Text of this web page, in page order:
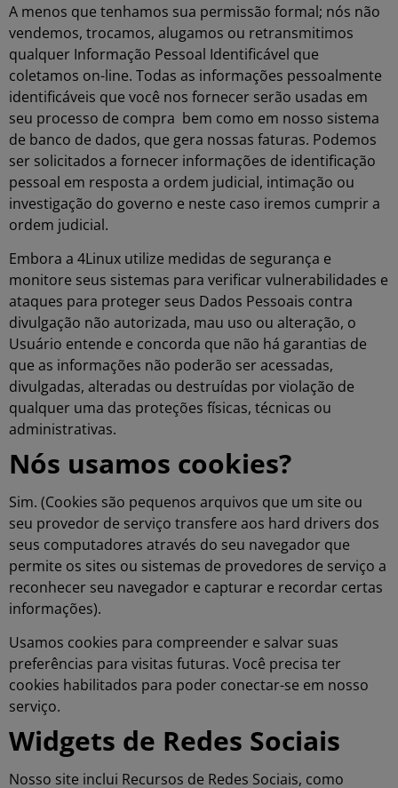
A menos que tenhamos sua permissão formal; nós não
vendemos, trocamos, alugamos ou retransmitimos
qualquer Informação Pessoal Identificável que
coletamos on-line. Todas as informações pessoalmente
identificáveis que você nos fornecer serão usadas em
seu processo de compra bem como em nosso sistema
de banco de dados, que gera nossas faturas. Podemos
ser solicitados a fornecer informações de identificação
pessoal em resposta a ordem judicial, intimação ou
investigação do governo e neste caso iremos cumprir a
ordem judicial.
Embora a 4Linux utilize medidas de segurança e
monitore seus sistemas para verificar vulnerabilidades e
ataques para proteger seus Dados Pessoais contra
divulgação não autorizada, mau uso ou alteração, o
Usuário entende e concorda que não há garantias de
que as informações não poderão ser acessadas,
divulgadas, alteradas ou destruídas por violação de
qualquer uma das proteções físicas, técnicas ou
administrativas.
Nós usamos cookies?
Sim. (Cookies são pequenos arquivos que um site ou
seu provedor de serviço transfere aos hard drivers dos
seus computadores através do seu navegador que
permite os sites ou sistemas de provedores de serviço a
reconhecer seu navegador e capturar e recordar certas
informações).
Usamos cookies para compreender e salvar suas
preferências para visitas futuras. Você precisa ter
cookies habilitados para poder conectar-se em nosso
serviço.
Widgets de Redes Sociais
Nosso site inclui Recursos de Redes Sociais, como